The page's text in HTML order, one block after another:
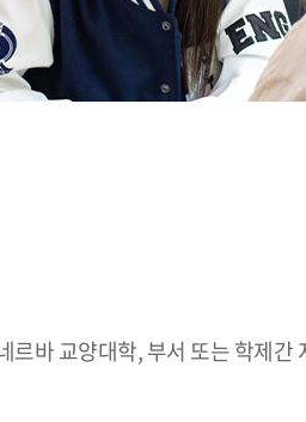
바 교양대학, 부서 또는 학제간